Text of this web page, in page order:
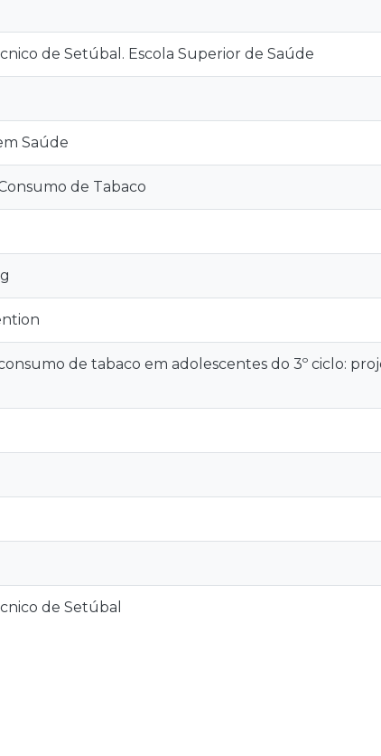
de Setúbal. Escola Superior de Saúde
Saúde
de Tabaco
de tabaco em adolescentes do 3º ciclo:
de Setúbal